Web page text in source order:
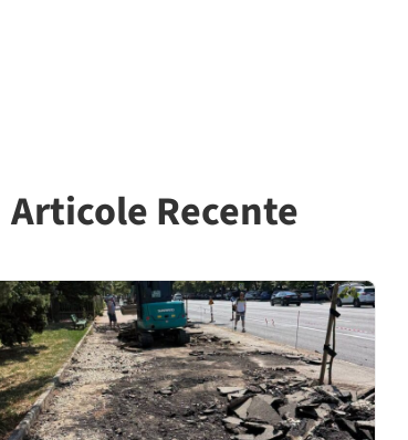
Articole Recente